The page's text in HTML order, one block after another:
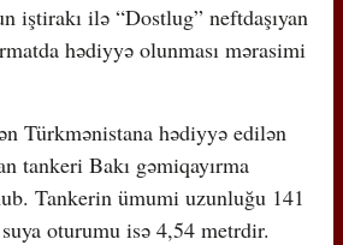
iştirakı ilə “Dostlug” neftdaşıyan
hədiyyə olunması mərasimi
Türkmənistana hədiyyə edilən
tankeri Bakı gəmiqayırma
Tankerin ümumi uzunluğu 141
oturumu isə 4,54 metrdir.